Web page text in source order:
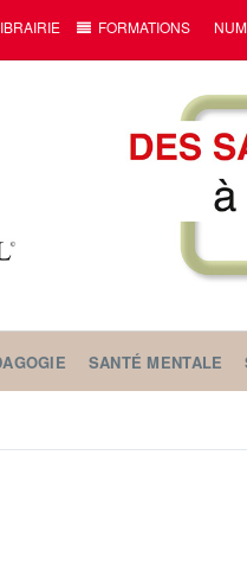
FORMATIONS
SANTÉ MENTALE